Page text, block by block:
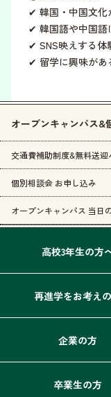
✔ 韓国・中国文化
✔ 韓国語や中国語
✔ SNS映えする体
✔ 留学に興味があ
オープンキャンパス&
交通費補助制度&無料送迎
個別相談会 お申し込み
オープンキャンパス 当日
高校3年生の方
再進学をお考え
企業の方
卒業生の方